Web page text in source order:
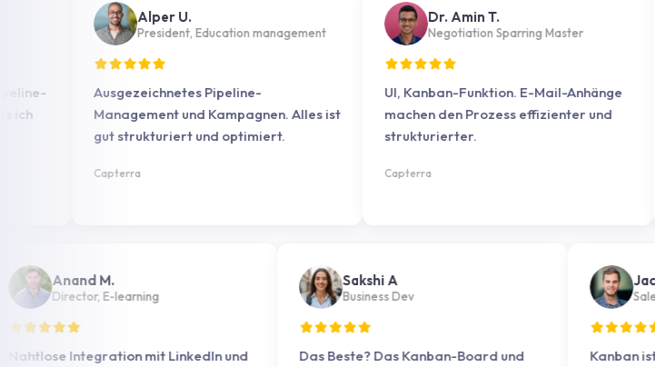
Alper U.
President, Education management
Ausgezeichnetes Pipeline-
Management und Kampagnen. Alles ist
gut strukturiert und optimiert.
Capterra
Dr. Amin T.
Negotiation Sparring Master
UI, Kanban-Funktion. E-Mail-Anhänge
machen den Prozess effizienter und
strukturierter.
Capterra
Anand M.
Director, E-learning
Nahtlose Integration mit LinkedIn und
Sakshi A
Business Dev
Das Beste? Das Kanban-Board und